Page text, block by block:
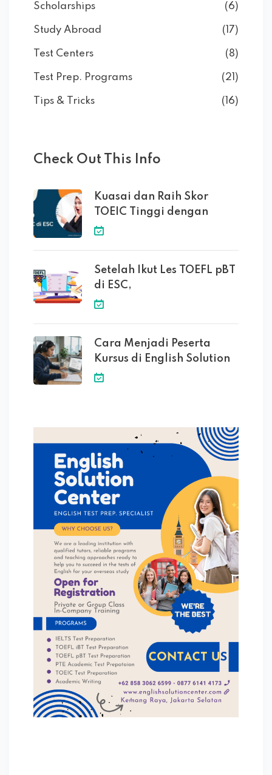
Scholarships (6)
Study Abroad (17)
Test Centers (8)
Test Prep. Programs (21)
Tips & Tricks (16)
Check Out This Info
Kuasai dan Raih Skor
TOEIC Tinggi dengan
Setelah Ikut Les TOEFL pBT
di ESC,
Cara Menjadi Peserta
Kursus di English Solution